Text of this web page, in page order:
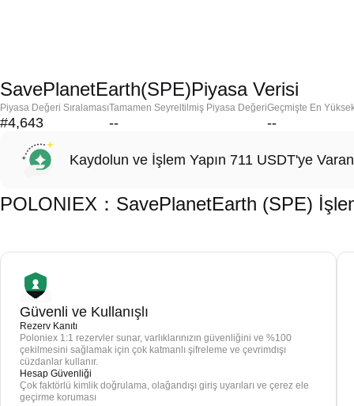
SavePlanetEarth(SPE)Piyasa Verisi
Piyasa Değeri Sıralaması
#4,643
Tamamen Seyreltilmiş Piyasa Değeri
--
Geçmişte En
--
Kaydolun ve İşlem Yapın 711 USDT'ye
POLONIEX：SavePlanetEarth (SPE)
Güvenli ve Kullanışlı
Rezerv Kanıtı
Poloniex 1:1 rezervler sunar, varlıklarınızın güvenliğini ve %100
çekilmesini sağlamak için çok katmanlı şifreleme ve çevrimdışı
cüzdanlar kullanır.
Hesap Güvenliği
Çok faktörlü kimlik doğrulama, olağandışı giriş uyarıları ve çerez ele
geçirme koruması